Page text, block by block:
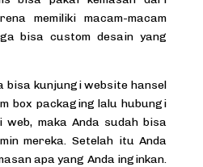
memiliki macam-macam
bisa custom desain yang
bisa kunjungi website hansel
box packaging lalu hubungi
maka Anda sudah bisa
mereka. Setelah itu Anda
apa yang Anda inginkan.